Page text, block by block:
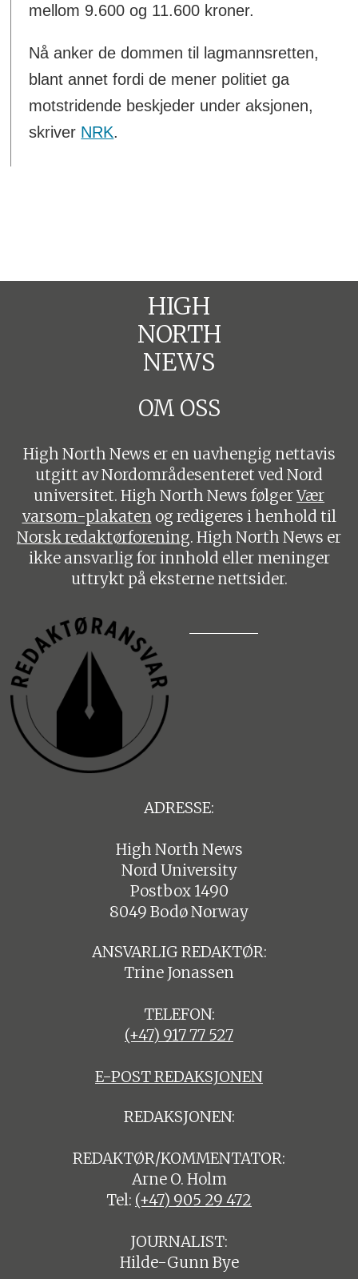
mellom 9.600 og 11.600 kroner.
Nå anker de dommen til lagmannsretten,
blant annet fordi de mener politiet ga
motstridende beskjeder under aksjonen,
skriver NRK.
HIGH
NORTH
NEWS
OM OSS
High North News er en uavhengig nettavis
utgitt av Nordområdesenteret ved Nord
universitet. High North News følgerVær
varsom-plakaten og redigeres i henhold til
Norsk redaktørforening. High North News er
ikke ansvarlig for innhold eller meninger
uttrykt på eksterne nettsider.
ADRESSE:
High North News
Nord University
Postbox 1490
8049 Bodø Norway
ANSVARLIG REDAKTØR:
Trine Jonassen
TELEFON:
(+47) 917 77 527
E-POST REDAKSJONEN
REDAKSJONEN:
REDAKTØR/KOMMENTATOR:
Arne O. Holm
Tel: (+47) 905 29 472
JOURNALIST:
Hilde-Gunn Bye